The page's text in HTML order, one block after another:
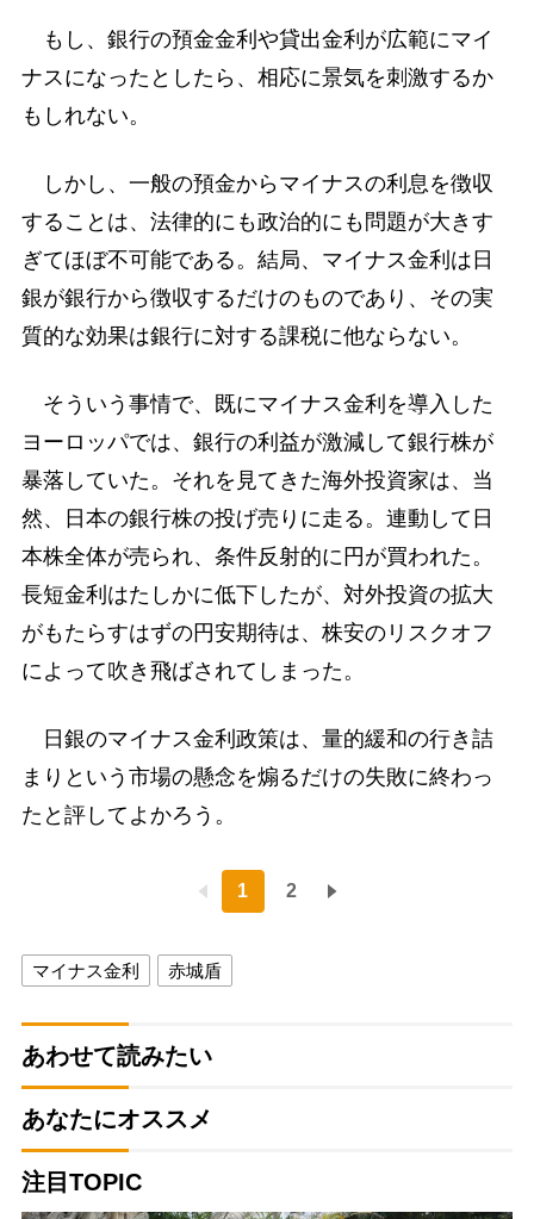
もし、銀行の預金金利や貸出金利が広範にマイ
ナスになったとしたら、相応に景気を刺激するか
もしれない。
しかし、一般の預金からマイナスの利息を徴収
することは、法律的にも政治的にも問題が大きす
ぎてほぼ不可能である。結局、マイナス金利は日
銀が銀行から徴収するだけのものであり、その実
質的な効果は銀行に対する課税に他ならない。
そういう事情で、既にマイナス金利を導入した
ヨーロッパでは、銀行の利益が激減して銀行株が
暴落していた。それを見てきた海外投資家は、当
然、日本の銀行株の投げ売りに走る。連動して日
本株全体が売られ、条件反射的に円が買われた。
長短金利はたしかに低下したが、対外投資の拡大
がもたらすはずの円安期待は、株安のリスクオフ
によって吹き飛ばされてしまった。
日銀のマイナス金利政策は、量的緩和の行き詰
まりという市場の懸念を煽るだけの失敗に終わっ
たと評してよかろう。
1 2
マイナス金利 赤城盾
あわせて読みたい
あなたにオススメ
注目TOPIC